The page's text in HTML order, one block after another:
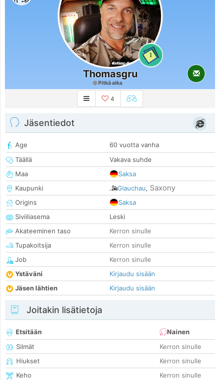
1
Thomasgru
Pitkä aika
4
Jäsentiedot
Age
60 vuotta vanha
Täällä
Vakava suhde
Maa
Saksa
Kaupunki
Glauchau, Saxony
Origins
Saksa
Siviiliasema
Leski
Akateeminen taso
Kerron sinulle
Tupakoitsija
Kerron sinulle
Job
Kerron sinulle
Ystäväni
Kirjaudu sisään
Jäsen lähtien
Kirjaudu sisään
Joitakin lisätietoja
Etsitään
Nainen
Silmät
Kerron sinulle
Hiukset
Kerron sinulle
Keho
Kerron sinulle